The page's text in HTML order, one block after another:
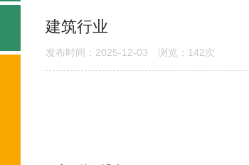
建筑行业
发布时间：2025-12-03 浏览：142次